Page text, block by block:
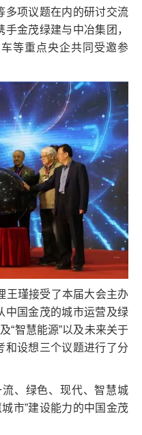
多项议题在内的研讨交流
金茂绿建与中冶集团，
等重点央企共同受邀参
王瑾接受了本届大会主办
中国金茂的城市运营及绿
“智慧能源”以及未来关于
和设想三个议题进行了分
、绿色、现代、智慧城
市”建设能力的中国金茂